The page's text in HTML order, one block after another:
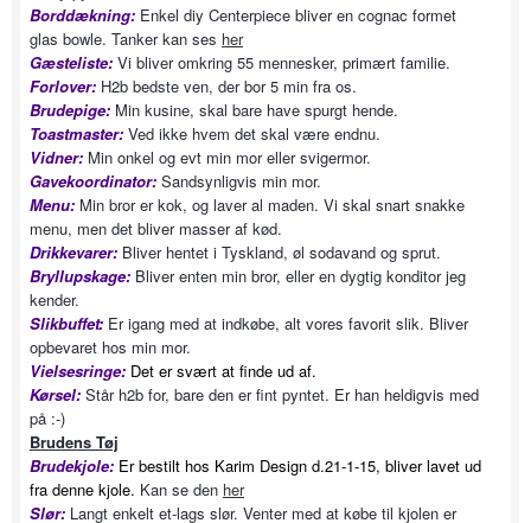
Borddækning: Enkel diy Centerpiece bliver en cognac formet
glas bowle. Tanker kan ses her
Gæsteliste: Vi bliver omkring 55 mennesker, primært familie.
Forlover: H2b bedste ven, der bor 5 min fra os.
Brudepige: Min kusine, skal bare have spurgt hende.
Toastmaster: Ved ikke hvem det skal være endnu.
Vidner: Min onkel og evt min mor eller svigermor.
Gavekoordinator: Sandsynligvis min mor.
Menu: Min bror er kok, og laver al maden. Vi skal snart snakke
menu, men det bliver masser af kød.
Drikkevarer: Bliver hentet i Tyskland, øl sodavand og sprut.
Bryllupskage: Bliver enten min bror, eller en dygtig konditor jeg
kender.
Slikbuffet: Er igang med at indkøbe, alt vores favorit slik. Bliver
opbevaret hos min mor.
Vielsesringe: Det er svært at finde ud af.
Kørsel: Står h2b for, bare den er fint pyntet. Er han heldigvis med
på :-)
Brudens Tøj
Brudekjole: Er bestilt hos Karim Design d.21-1-15, bliver lavet ud
fra denne kjole. Kan se den her
Slør: Langt enkelt et-lags slør. Venter med at købe til kjolen er